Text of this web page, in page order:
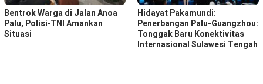
Bentrok Warga di Jalan Anoa
Palu, Polisi-TNI Amankan
Situasi
Hidayat Pakamundi:
Penerbangan Palu-Guangzhou:
Tonggak Baru Konektivitas
Internasional Sulawesi Tengah